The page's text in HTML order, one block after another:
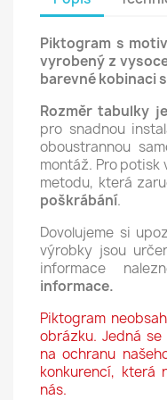
Piktogram s
vyrobený z
barevné kobinaci
Rozměr tabulky
pro snadnou
oboustrannou
montáž. Pro potisk
metodu, která
poškrábání.
Dovolujeme si
výrobky jsou
informace
informace.
Piktogram
obrázku. Jedná
na ochranu
konkurencí, která
nás.